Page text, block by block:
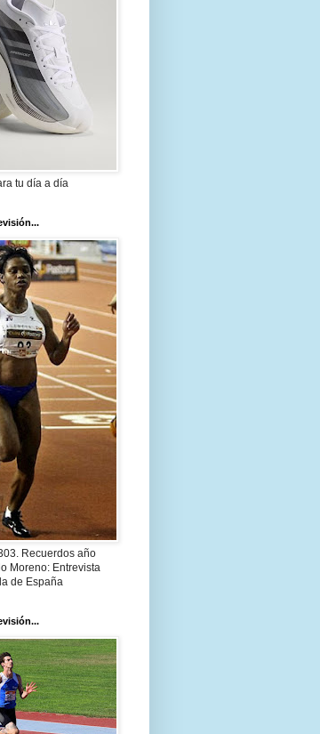
tu día a día
Recuerdos año
Moreno: Entrevista
de España